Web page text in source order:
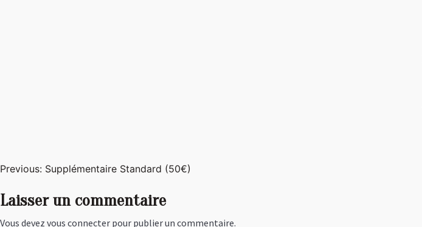
Navigation
de
l’article
Previous: Supplémentaire Standard (50€)
Laisser un commentaire
Vous devez vous connecter pour publier un commentaire.